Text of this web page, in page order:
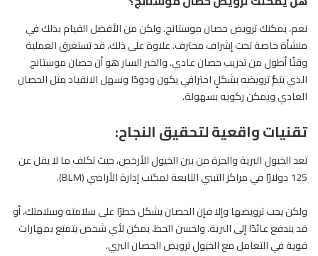
نعم، يمكنك ترويض حصان موستانج. ولكن من الأفضل القيام بذلك في
منشأة خاصة تحت إشراف محترف. علاوة على ذلك، قد تستغرق العملية
وقتًا أطول من تدريب حصان عادي. والخبر السار هو أن حصان موستانج
الذي يتمُّ ترويضه بشكلٍ احترافي يكون ودودًا وسهل الانقياد مثلالحصان
العادي ويمكن ركوبه بسهولة.
تقنيات واقعية لتحقيق النجاح:
تعد الخيول البرية والحرة من بينالخيولالأرخص، حيث تكلف ما لا يقل عن
125 دولارًا في مراكز التبني التابعة لمكتب إدارة الأراضي (BLM).
ولكن يجب ترويضها وإلا فإن الحصان يشكل خطرًا على سلامته وسلامتك، أو
قد يندفع عائدًا إلى البرية. ولحسن الحظ، يمكن لأي شخص يتمتع بمهارات
قوية في التعامل مع الخيول ترويض الحصان البري.